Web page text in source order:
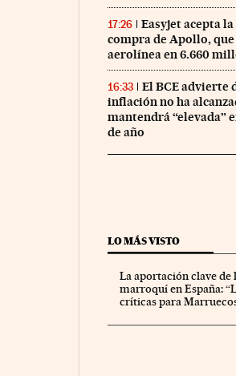
17:26
Easyjet acepta
compra de Apollo,
aerolínea en 6.660
16:33
El BCE advierte
inflación no ha
mantendrá “elevada”
de año
LO MÁS VISTO
La aportación clave de
marroquí en España:
críticas para